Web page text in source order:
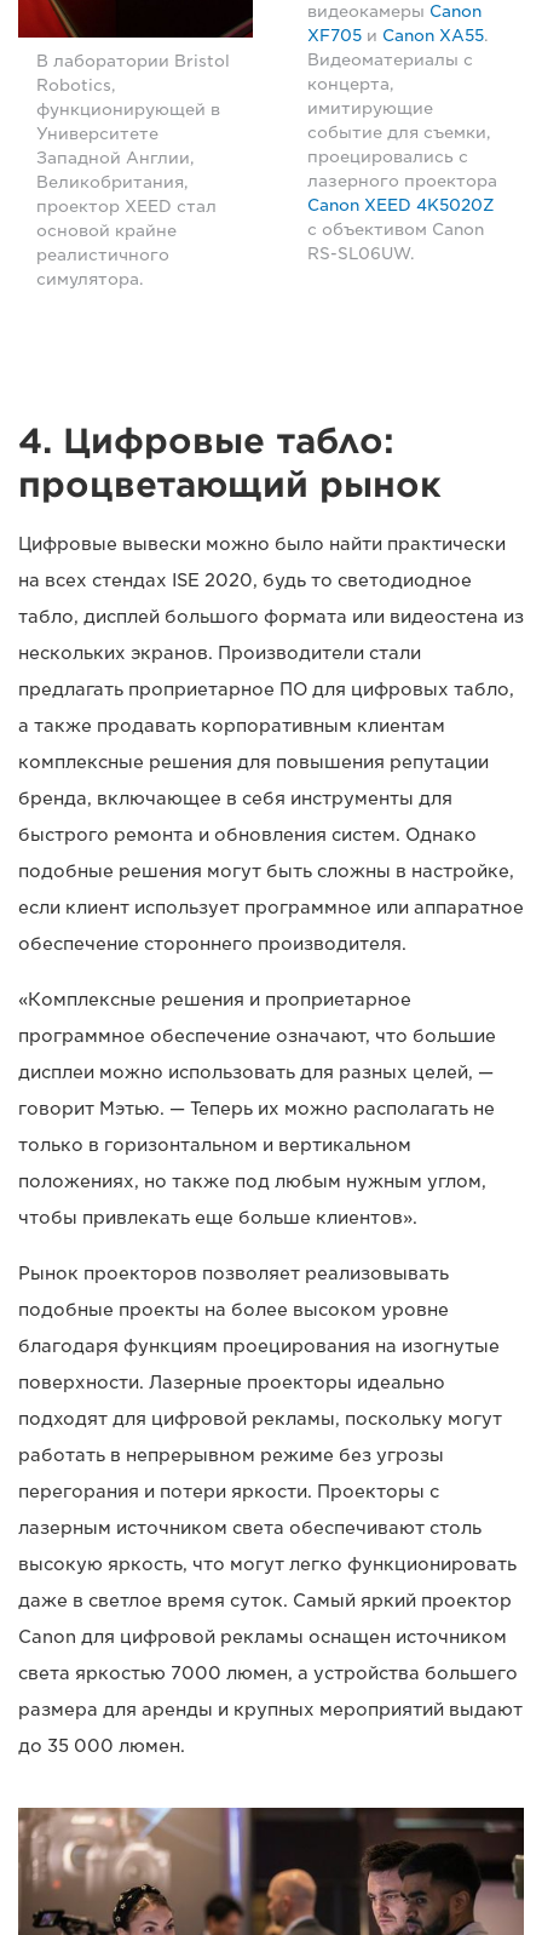
В лаборатории Bristol
Robotics,
функционирующей в
Университете
Западной Англии,
Великобритания,
проектор XEED стал
основой крайне
реалистичного
симулятора.
видеокамеры Canon
XF705 и Canon XA55.
Видеоматериалы с
концерта,
имитирующие
событие для съемки,
проецировались с
лазерного проектора
Canon XEED 4K5020Z
с объективом Canon
RS-SL06UW.
4. Цифровые табло:
процветающий рынок
Цифровые вывески можно было найти практически
на всех стендах ISE 2020, будь то светодиодное
табло, дисплей большого формата или видеостена из
нескольких экранов. Производители стали
предлагать проприетарное ПО для цифровых табло,
а также продавать корпоративным клиентам
комплексные решения для повышения репутации
бренда, включающее в себя инструменты для
быстрого ремонта и обновления систем. Однако
подобные решения могут быть сложны в настройке,
если клиент использует программное или аппаратное
обеспечение стороннего производителя.
«Комплексные решения и проприетарное
программное обеспечение означают, что большие
дисплеи можно использовать для разных целей, —
говорит Мэтью. — Теперь их можно располагать не
только в горизонтальном и вертикальном
положениях, но также под любым нужным углом,
чтобы привлекать еще больше клиентов».
Рынок проекторов позволяет реализовывать
подобные проекты на более высоком уровне
благодаря функциям проецирования на изогнутые
поверхности. Лазерные проекторы идеально
подходят для цифровой рекламы, поскольку могут
работать в непрерывном режиме без угрозы
перегорания и потери яркости. Проекторы с
лазерным источником света обеспечивают столь
высокую яркость, что могут легко функционировать
даже в светлое время суток. Самый яркий проектор
Canon для цифровой рекламы оснащен источником
света яркостью 7000 люмен, а устройства большего
размера для аренды и крупных мероприятий выдают
до 35 000 люмен.